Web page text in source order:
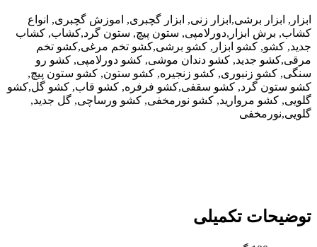
ابزار, ابزار برشی,ابزار زنی, ابزار گچبری, اموزش گچبری, انواع
کشاب, برش ابزار,دورلامپی, ستون پیچ, ستون گرد,کشاب, کشاب
جدید, کشو, کشو ابزار, کشو برشی,کشو تخم مرغی,کشو تخم
مرقی,کشو جدید, کشو دندان موشی, کشو دورلامپی, کشو رو
سنگی, کشو زنبوری, کشو زنجیره, کشو ستون, کشو ستون پیچ,
کشو ستون گرد, کشو سقفی,کشو فرفره, کشو قاب, کشو گل,کشو
گلویی, کشو مروارید, کشو نورمخفی, کشو ورساچی, گل جدید,
گلویی,نورمخفی
توضیحات تکمیلی